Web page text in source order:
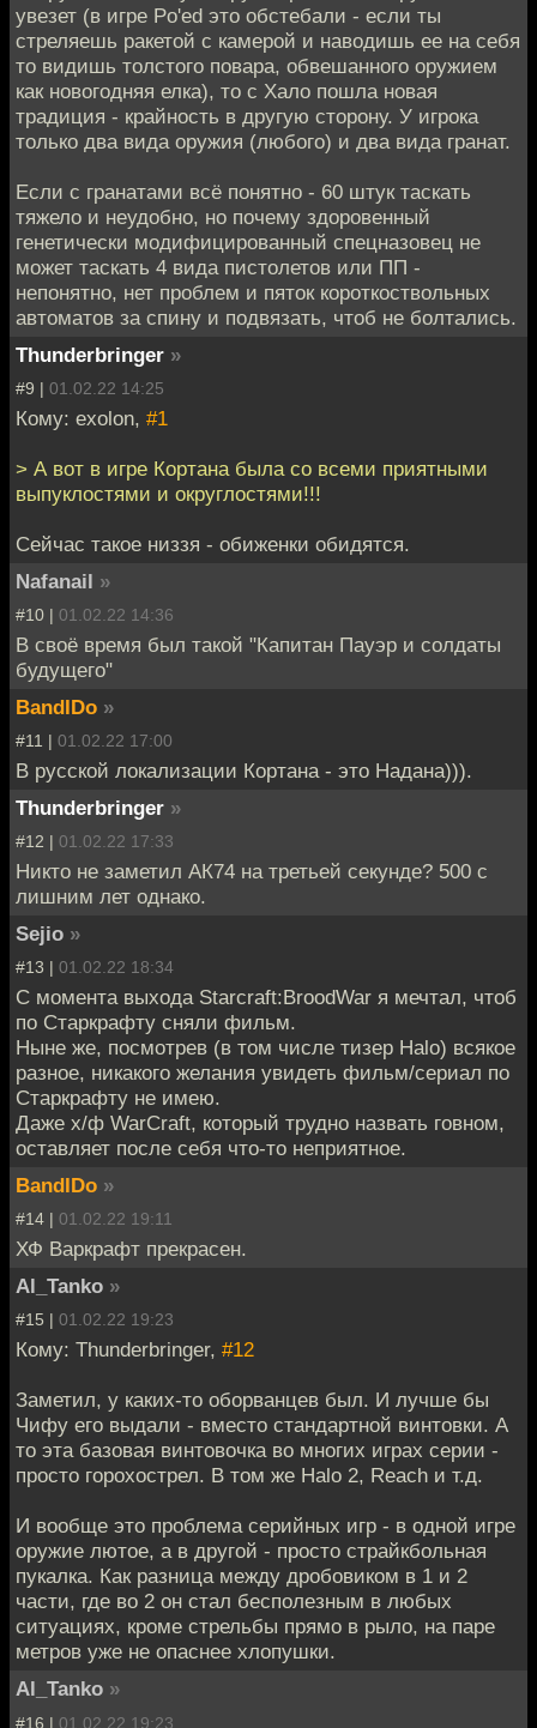
увезет (в игре Po'ed это обстебали - если ты
стреляешь ракетой с камерой и наводишь ее на себя
то видишь толстого повара, обвешанного оружием
как новогодняя елка), то c Хало пошла новая
традиция - крайность в другую сторону. У игрока
только два вида оружия (любого) и два вида гранат.
Если с гранатами всё понятно - 60 штук таскать
тяжело и неудобно, но почему здоровенный
генетически модифицированный спецназовец не
может таскать 4 вида пистолетов или ПП -
непонятно, нет проблем и пяток короткоствольных
автоматов за спину и подвязать, чтоб не болтались.
Thunderbringer »
#9 | 01.02.22 14:25
Кому: exolon, #1
> А вот в игре Кортана была со всеми приятными
выпуклостями и округлостями!!!
Cейчас такое низзя - обиженки обидятся.
Nafanail »
#10 | 01.02.22 14:36
В своё время был такой "Капитан Пауэр и солдаты
будущего"
BandIDo »
#11 | 01.02.22 17:00
В русской локализации Кортана - это Надана))).
Thunderbringer »
#12 | 01.02.22 17:33
Никто не заметил АК74 на третьей секунде? 500 с
лишним лет однако.
Sejio »
#13 | 01.02.22 18:34
С момента выхода Starcraft:BroodWar я мечтал, чтоб
по Старкрафту сняли фильм.
Ныне же, посмотрев (в том числе тизер Halo) всякое
разное, никакого желания увидеть фильм/сериал по
Старкрафту не имею.
Даже х/ф WarCraft, который трудно назвать говном,
оставляет после себя что-то неприятное.
BandIDo »
#14 | 01.02.22 19:11
ХФ Варкрафт прекрасен.
Al_Tanko »
#15 | 01.02.22 19:23
Кому: Thunderbringer, #12
Заметил, у каких-то оборванцев был. И лучше бы
Чифу его выдали - вместо стандартной винтовки. А
то эта базовая винтовочка во многих играх серии -
просто горохострел. В том же Halo 2, Reach и т.д.
И вообще это проблема серийных игр - в одной игре
оружие лютое, а в другой - просто страйкбольная
пукалка. Как разница между дробовиком в 1 и 2
части, где во 2 он стал бесполезным в любых
ситуациях, кроме стрельбы прямо в рыло, на паре
метров уже не опаснее хлопушки.
Al_Tanko »
#16 | 01.02.22 19:23